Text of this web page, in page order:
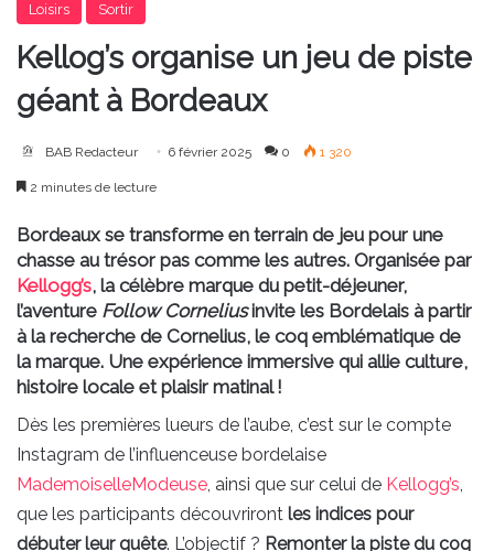
Loisirs Sortir
Kellog’s organise un jeu de piste
géant à Bordeaux
BAB Redacteur 6 février 2025 0 1 320
2 minutes de lecture
Bordeaux se transforme en terrain de jeu pour une
chasse au trésor pas comme les autres. Organisée par
Kellogg’s, la célèbre marque du petit-déjeuner,
l’aventure Follow Corneliusinvite les Bordelais à partir
à la recherche de Cornelius, le coq emblématique de
la marque. Une expérience immersive qui allie culture,
histoire locale et plaisir matinal !
Dès les premières lueurs de l’aube, c’est sur le compte
Instagram de l’influenceuse bordelaise
MademoiselleModeuse, ainsi que sur celui de Kellogg’s,
que les participants découvriront les indices pour
débuter leur quête. L’objectif ? Remonter la piste du coq